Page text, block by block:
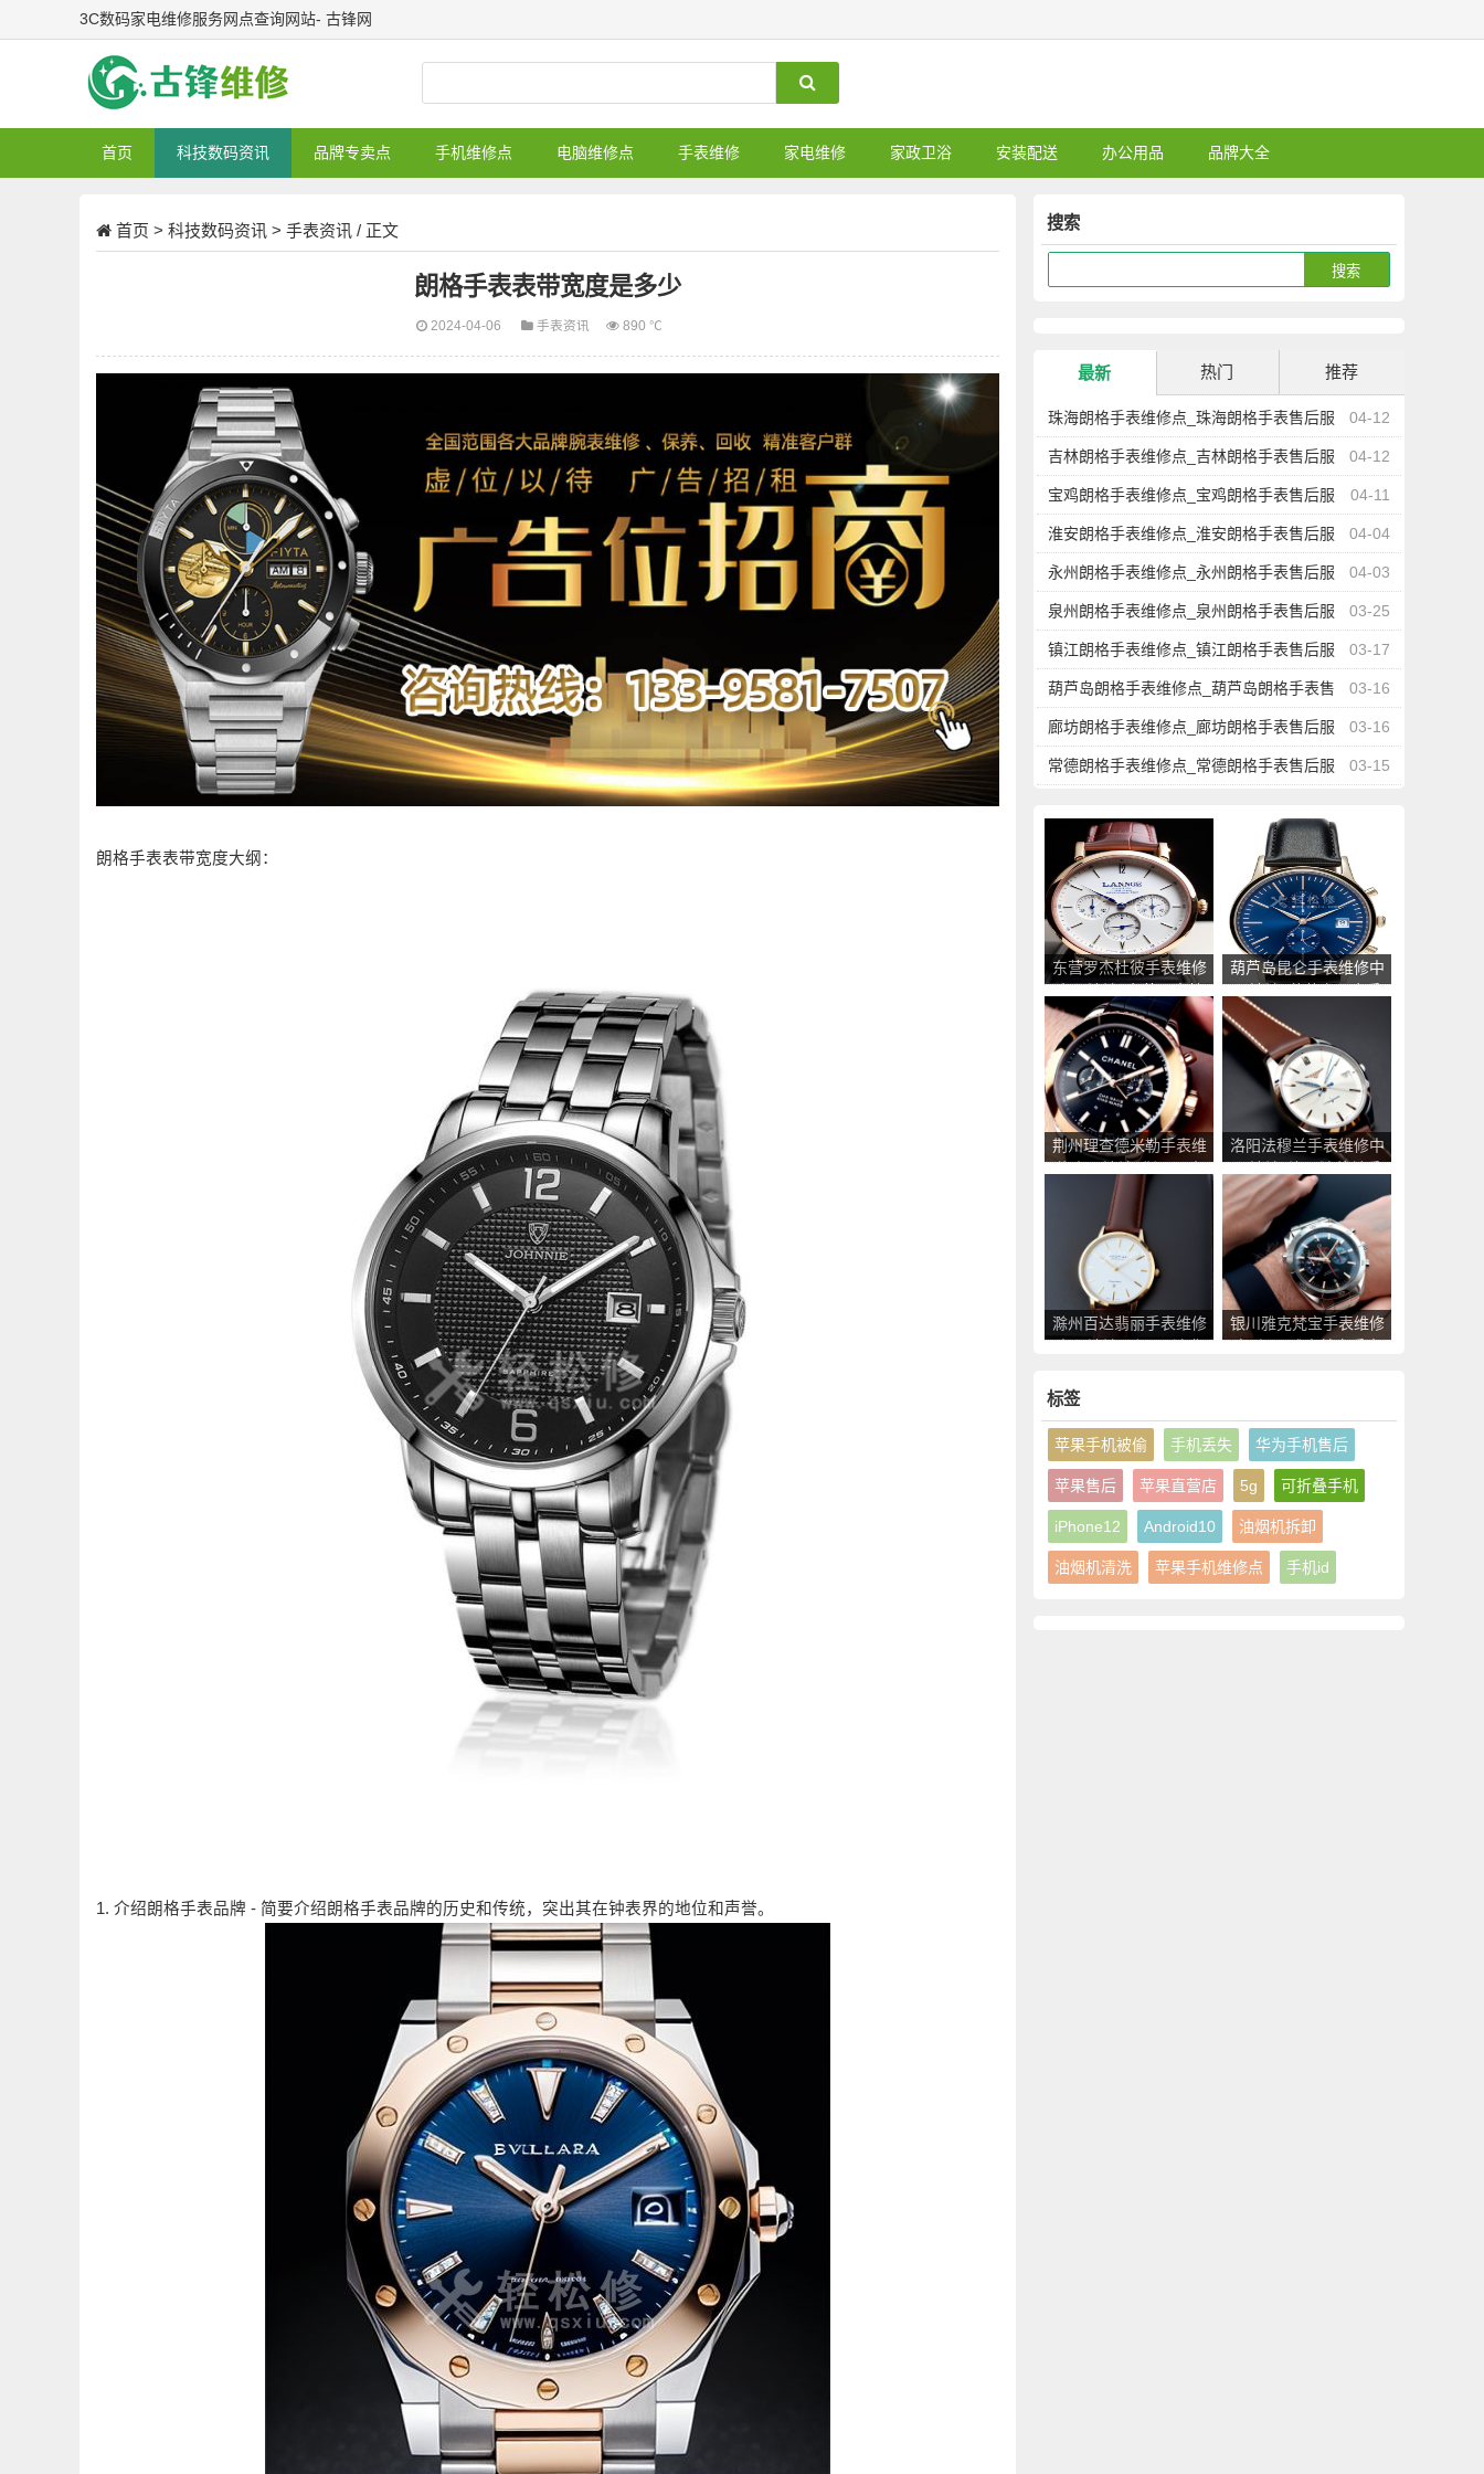
3C数码家电维修服务网点查询网站- 古锋网
首页 科技数码资讯 品牌专卖点 手机维修点 电脑维修点 手表维修 家电维修 家政卫浴 安装配送 办公用品 品牌大全
首页 > 科技数码资讯 > 手表资讯 / 正文
朗格手表表带宽度是多少
2024-04-06 手表资讯 890 ℃
朗格手表表带宽度大纲：
1. 介绍朗格手表品牌 - 简要介绍朗格手表品牌的历史和传统，突出其在钟表界的地位和声誉。
搜索
最新 热门 推荐
04-12
珠海朗格手表维修点_珠海朗格手表售后服
务中心地址查询 04-12
吉林朗格手表维修点_吉林朗格手表售后服
务中心地址查询 04-11
宝鸡朗格手表维修点_宝鸡朗格手表售后服
务中心地址查询 04-04
淮安朗格手表维修点_淮安朗格手表售后服
务中心地址查询 04-03
永州朗格手表维修点_永州朗格手表售后服
务中心地址查询 03-25
泉州朗格手表维修点_泉州朗格手表售后服
务中心地址查询 03-17
镇江朗格手表维修点_镇江朗格手表售后服
务中心地址查询 03-16
葫芦岛朗格手表维修点_葫芦岛朗格手表售
后服务中心地址查询 03-16
廊坊朗格手表维修点_廊坊朗格手表售后服
务中心地址查询 03-15
常德朗格手表维修点_常德朗格手表售后服
东营罗杰杜彼手表维修
中心地址_东营罗杰杜
彼手表售后服务点查询
葫芦岛昆仑手表维修中
心地址_葫芦岛昆仑手
表售后服务点查询
荆州理查德米勒手表维
修中心地址_荆州理查
德米勒手表售后服务点
查询
洛阳法穆兰手表维修中
心地址_洛阳法穆兰手
表售后服务点查询
滁州百达翡丽手表维修
中心地址_滁州百达翡
银川雅克梵宝手表维修
点_银川雅克梵宝手表
标签
苹果手机被偷 手机丢失 华为手机售后
苹果售后 苹果直营店 5g 可折叠手机
iPhone12 Android10 油烟机拆卸
油烟机清洗 苹果手机维修点 手机id